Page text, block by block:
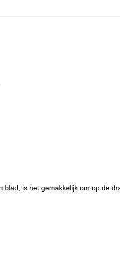
blad, is het gemakkelijk om op de